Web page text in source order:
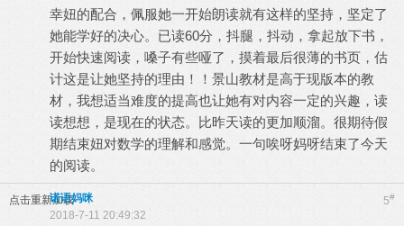
幸妞的配合，佩服她一开始朗读就有这样的坚持，坚定了
她能学好的决心。已读60分，抖腿，抖动，拿起放下书，
开始快速阅读，嗓子有些哑了，摸着最后很薄的书页，估
计这是让她坚持的理由！！景山教材是高于现版本的教
材，我想适当难度的提高也让她有对内容一定的兴趣，读
读想想，是现在的状态。比昨天读的更加顺溜。很期待假
期结束妞对数学的理解和感觉。一句唉呀妈呀结束了今天
的阅读。
点击重新加载 5#
诺语妈咪
2018-7-11 20:49:32